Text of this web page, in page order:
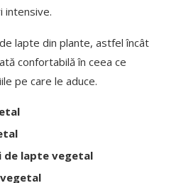
intensive.
lapte din plante, astfel încât
confortabilă în ceea ce
pe care le aduce.
de lapte vegetal